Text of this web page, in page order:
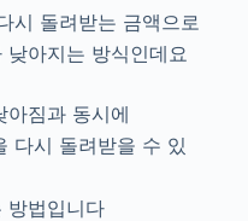
시 돌려받는 금액으로
아지는 방식인데요
아짐과 동시에
다시 돌려받을 수 있
방법입니다